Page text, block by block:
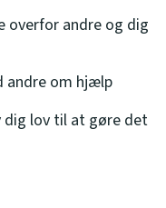
overfor andre og dig
andre om hjælp
dig lov til at gøre det